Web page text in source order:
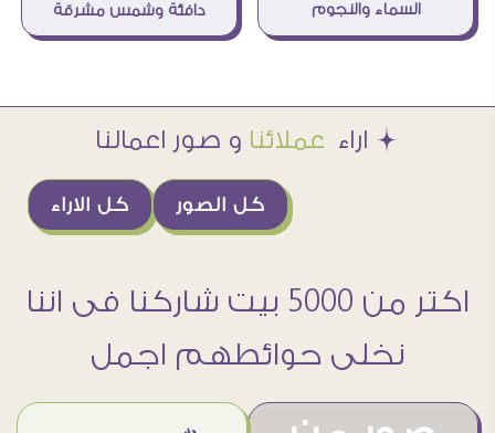
السماء والنجوم
دافئة وشمس مشرقة
Æ اراء عملائنا و صور اعمالنا
كل الاراء كل الصور
اكتر من 5000 بيت شاركنا فى اننا
نخلى حوائطهم اجمل